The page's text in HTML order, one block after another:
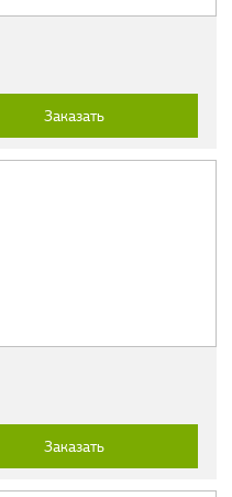
Заказать
Заказать